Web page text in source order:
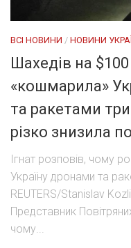
ВСІ НОВИНИ / НОВИНИ
Шахедів на
«кошмарила»
та ракетами
різко знизила
Ігнат розповів, чому
Україну дронами та
REUTERS/Stanislav
Представник
чому...